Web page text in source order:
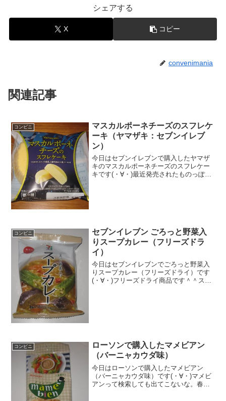
シェアする
X コピー
convenimania
関連記事
コンビニ
マスカルポーネチーズのスフレケ
ーキ（ヤマザキ：セブンイレブ
ン）
今日はセブンイレブンで購入したヤマザ
キのマスカルポーネチーズのスフレケー
キです(・∀・)最近発売されたものっぽい
コンビニ
セブンイレブン ごろっと野菜入
りスープカレー（フリーズドラ
イ）
今日はセブンイレブンでごろっと野菜入
りスープカレー（フリーズドライ）です
(・∀・)フリーズドライ商品です＾＾スー
コンビニ
ローソンで購入したマメビアン
（バーニャカウダ味）
今日はローソンで購入したマメビアン
（バーニャカウダ味）です(・∀・)マメビ
アンって検索しても出てこないな。春日